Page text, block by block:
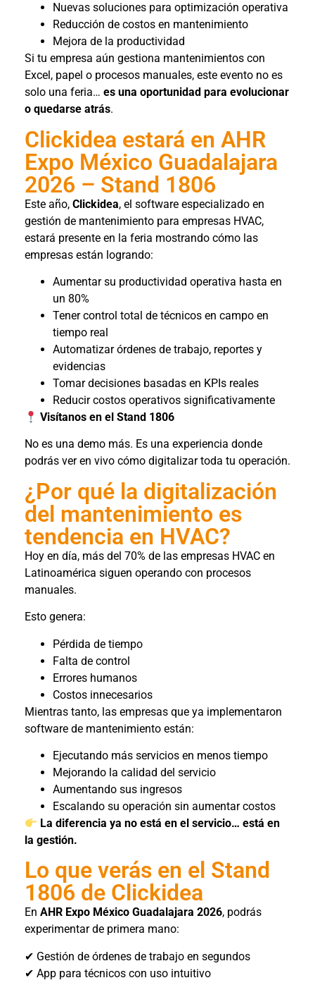
Nuevas soluciones para optimización operativa
Reducción de costos en mantenimiento
Mejora de la productividad
Si tu empresa aún gestiona mantenimientos con
Excel, papel o procesos manuales, este evento no es
solo una feria… es una oportunidad para evolucionar
o quedarse atrás.
Clickidea estará en AHR
Expo México Guadalajara
2026 – Stand 1806
Este año, Clickidea, el software especializado en
gestión de mantenimiento para empresas HVAC,
estará presente en la feria mostrando cómo las
empresas están logrando:
Aumentar su productividad operativa hasta en
un 80%
Tener control total de técnicos en campo en
tiempo real
Automatizar órdenes de trabajo, reportes y
evidencias
Tomar decisiones basadas en KPIs reales
Reducir costos operativos significativamente
Visítanos en el Stand 1806
No es una demo más. Es una experiencia donde
podrás ver en vivo cómo digitalizar toda tu operación.
¿Por qué la digitalización
del mantenimiento es
tendencia en HVAC?
Hoy en día, más del 70% de las empresas HVAC en
Latinoamérica siguen operando con procesos
manuales.
Esto genera:
Pérdida de tiempo
Falta de control
Errores humanos
Costos innecesarios
Mientras tanto, las empresas que ya implementaron
software de mantenimiento están:
Ejecutando más servicios en menos tiempo
Mejorando la calidad del servicio
Aumentando sus ingresos
Escalando su operación sin aumentar costos
La diferencia ya no está en el servicio… está en
la gestión.
Lo que verás en el Stand
1806 de Clickidea
En AHR Expo México Guadalajara 2026, podrás
experimentar de primera mano:
✔ Gestión de órdenes de trabajo en segundos
✔ App para técnicos con uso intuitivo